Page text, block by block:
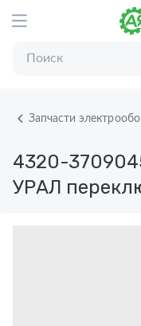
Запчасти
4320-
УРАЛ